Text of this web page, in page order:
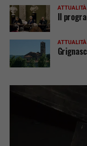
ATTUALITÀ
Il
ATTUALITÀ